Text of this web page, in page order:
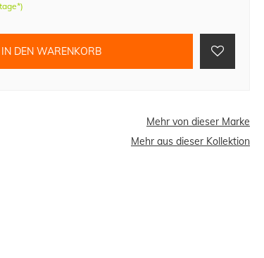
IN DEN WARENKORB
Mehr von dieser Marke
Mehr aus dieser Kollektion